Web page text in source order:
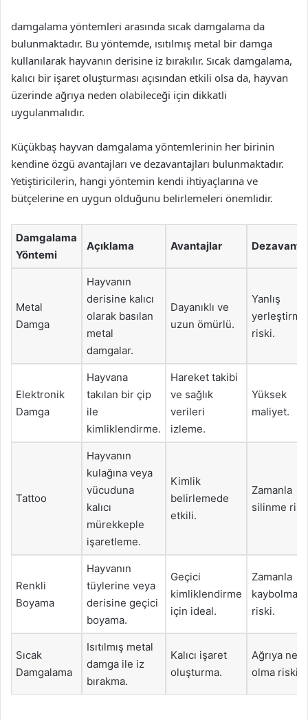
damgalama yöntemleri arasında sıcak damgalama da
bulunmaktadır. Bu yöntemde, ısıtılmış metal bir damga
kullanılarak hayvanın derisine iz bırakılır. Sıcak damgalama,
kalıcı bir işaret oluşturması açısından etkili olsa da, hayvan
üzerinde ağrıya neden olabileceği için dikkatli
uygulanmalıdır.
Küçükbaş hayvan damgalama yöntemlerinin her birinin
kendine özgü avantajları ve dezavantajları bulunmaktadır.
Yetiştiricilerin, hangi yöntemin kendi ihtiyaçlarına ve
bütçelerine en uygun olduğunu belirlemeleri önemlidir.
Damgalama
Yöntemi
Açıklama Avantajlar
Metal
Damga
Hayvanın
derisine kalıcı
olarak basılan
metal
damgalar.
Dayanıklı ve
uzun ömürlü.
Yanlış
yerleştirme
riski.
Elektronik
Damga
Hayvana
takılan bir çip
ile
kimliklendirme.
Hareket takibi
ve sağlık
verileri
izleme.
Yüksek
maliyet.
Tattoo
Hayvanın
kulağına veya
vücuduna
kalıcı
mürekkeple
işaretleme.
Kimlik
belirlemede
etkili.
Zamanla
silinme
Renkli
Boyama
Hayvanın
tüylerine veya
derisine geçici
boyama.
Geçici
kimliklendirme
için ideal.
Zamanla
kaybolma
riski.
Sıcak
Damgalama
Isıtılmış metal
damga ile iz
bırakma.
Kalıcı işaret
oluşturma.
Ağrıya
olma riski.